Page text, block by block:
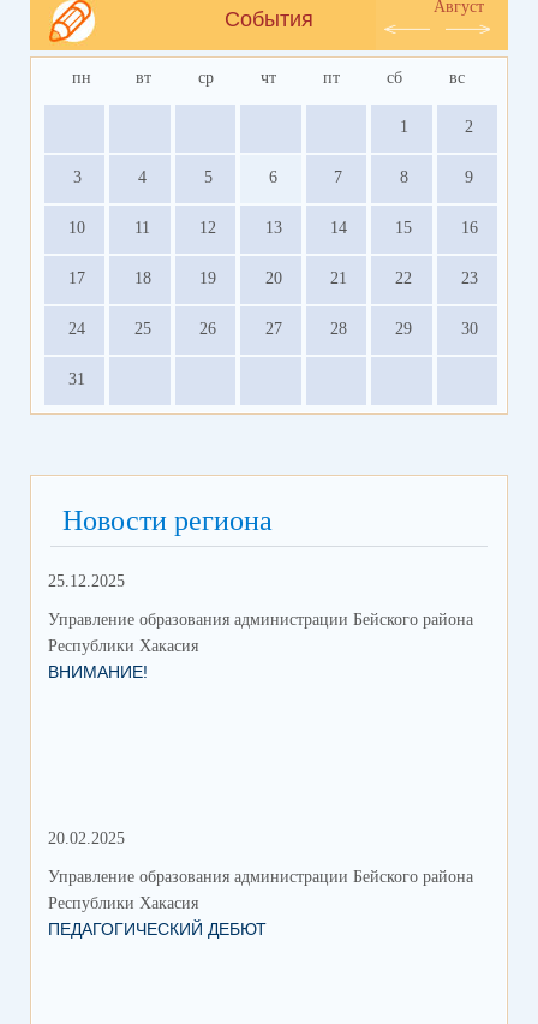
События
Август
пн вт ср чт пт сб вс
1 2
3 4 5 6 7 8 9
10 11 12 13 14 15 16
17 18 19 20 21 22 23
24 25 26 27 28 29 30
31
Новости региона
25.12.2025
Управление образования администрации Бейского района
Республики Хакасия
ВНИМАНИЕ!
20.02.2025
Управление образования администрации Бейского района
Республики Хакасия
ПЕДАГОГИЧЕСКИЙ ДЕБЮТ